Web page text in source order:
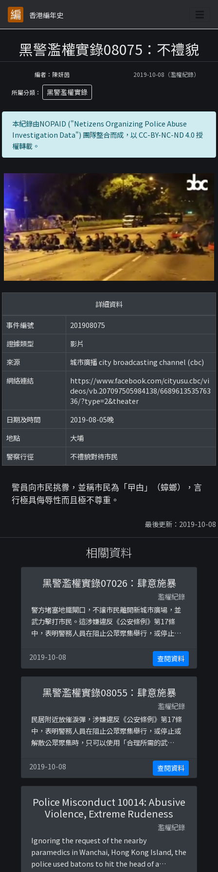
香港編年史
黑警濫權實錄08075：不禮貌
編者：陳妍茵 2019-10-08（濫權紀錄）
所屬分類： 黑警濫權實錄
本紀錄由NOPAID ("Netizens Organizing Police Abuse
Investigation Data") 團隊整合而成，以 CC-BY-NC-ND 4.0 授
權轉載。
詳細資料
事件編號
201908075
證據類型
影片
來源
城市廣播 city broadcasting channel (cbc)
網絡連結
https://www.facebook.com/cityusu.cbc/vi
deos/vb.207097505984138/6689613535763
36/?type=2&theater
日期及時間
2019-08-05晚
地點
大埔
警察行徑
不禮貌對待市民
警員向市民挑釁，並稱市民為「曱甴」（蟑螂），言
行極具侮辱性而且極不尊重。
最後更新：2019-10-08
相關資料
黑警濫權實錄07026：肆意施暴
濫權紀錄
警方堵塞地鐵閘口，不讓市民離開新城市廣場，並
武力擊打市民。這涉嫌違反《公安條例》第17條
中，表明警務人員在阻止公眾聚集舉行，或停止或
力」。而過份武力對待被拘捕人士，在沒有合理辨
解下，亦可能違反《侵害人身罪條例》各條。
2019-10-08 查閱資料
黑警濫權實錄08055：肆意施暴
濫權紀錄
民居附近放催淚彈，涉嫌違反《公安條例》第17條
中，表明警務人員在阻止公眾聚集舉行，或停止或
解散公眾聚集時，只可以使用「合理所需的武
解下，亦可能違反《侵害人身罪條例》各條。
2019-10-08 查閱資料
Police Misconduct 10014: Abusive
Violence, Extreme Rudeness
濫權紀錄
Ignoring the request of the nearby
paramedics in Wanchai, Hong Kong Island, the
police used batons to hit the head of a